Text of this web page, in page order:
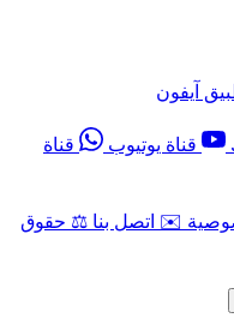
آيفون
قناة يوتيوب
قناة
✉️ اتصل بنا ⚖️ حقوق